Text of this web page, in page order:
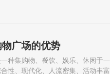
广场的优势
种集购物、餐饮、娱乐、休闲于
性、现代化、人流密集、活动丰